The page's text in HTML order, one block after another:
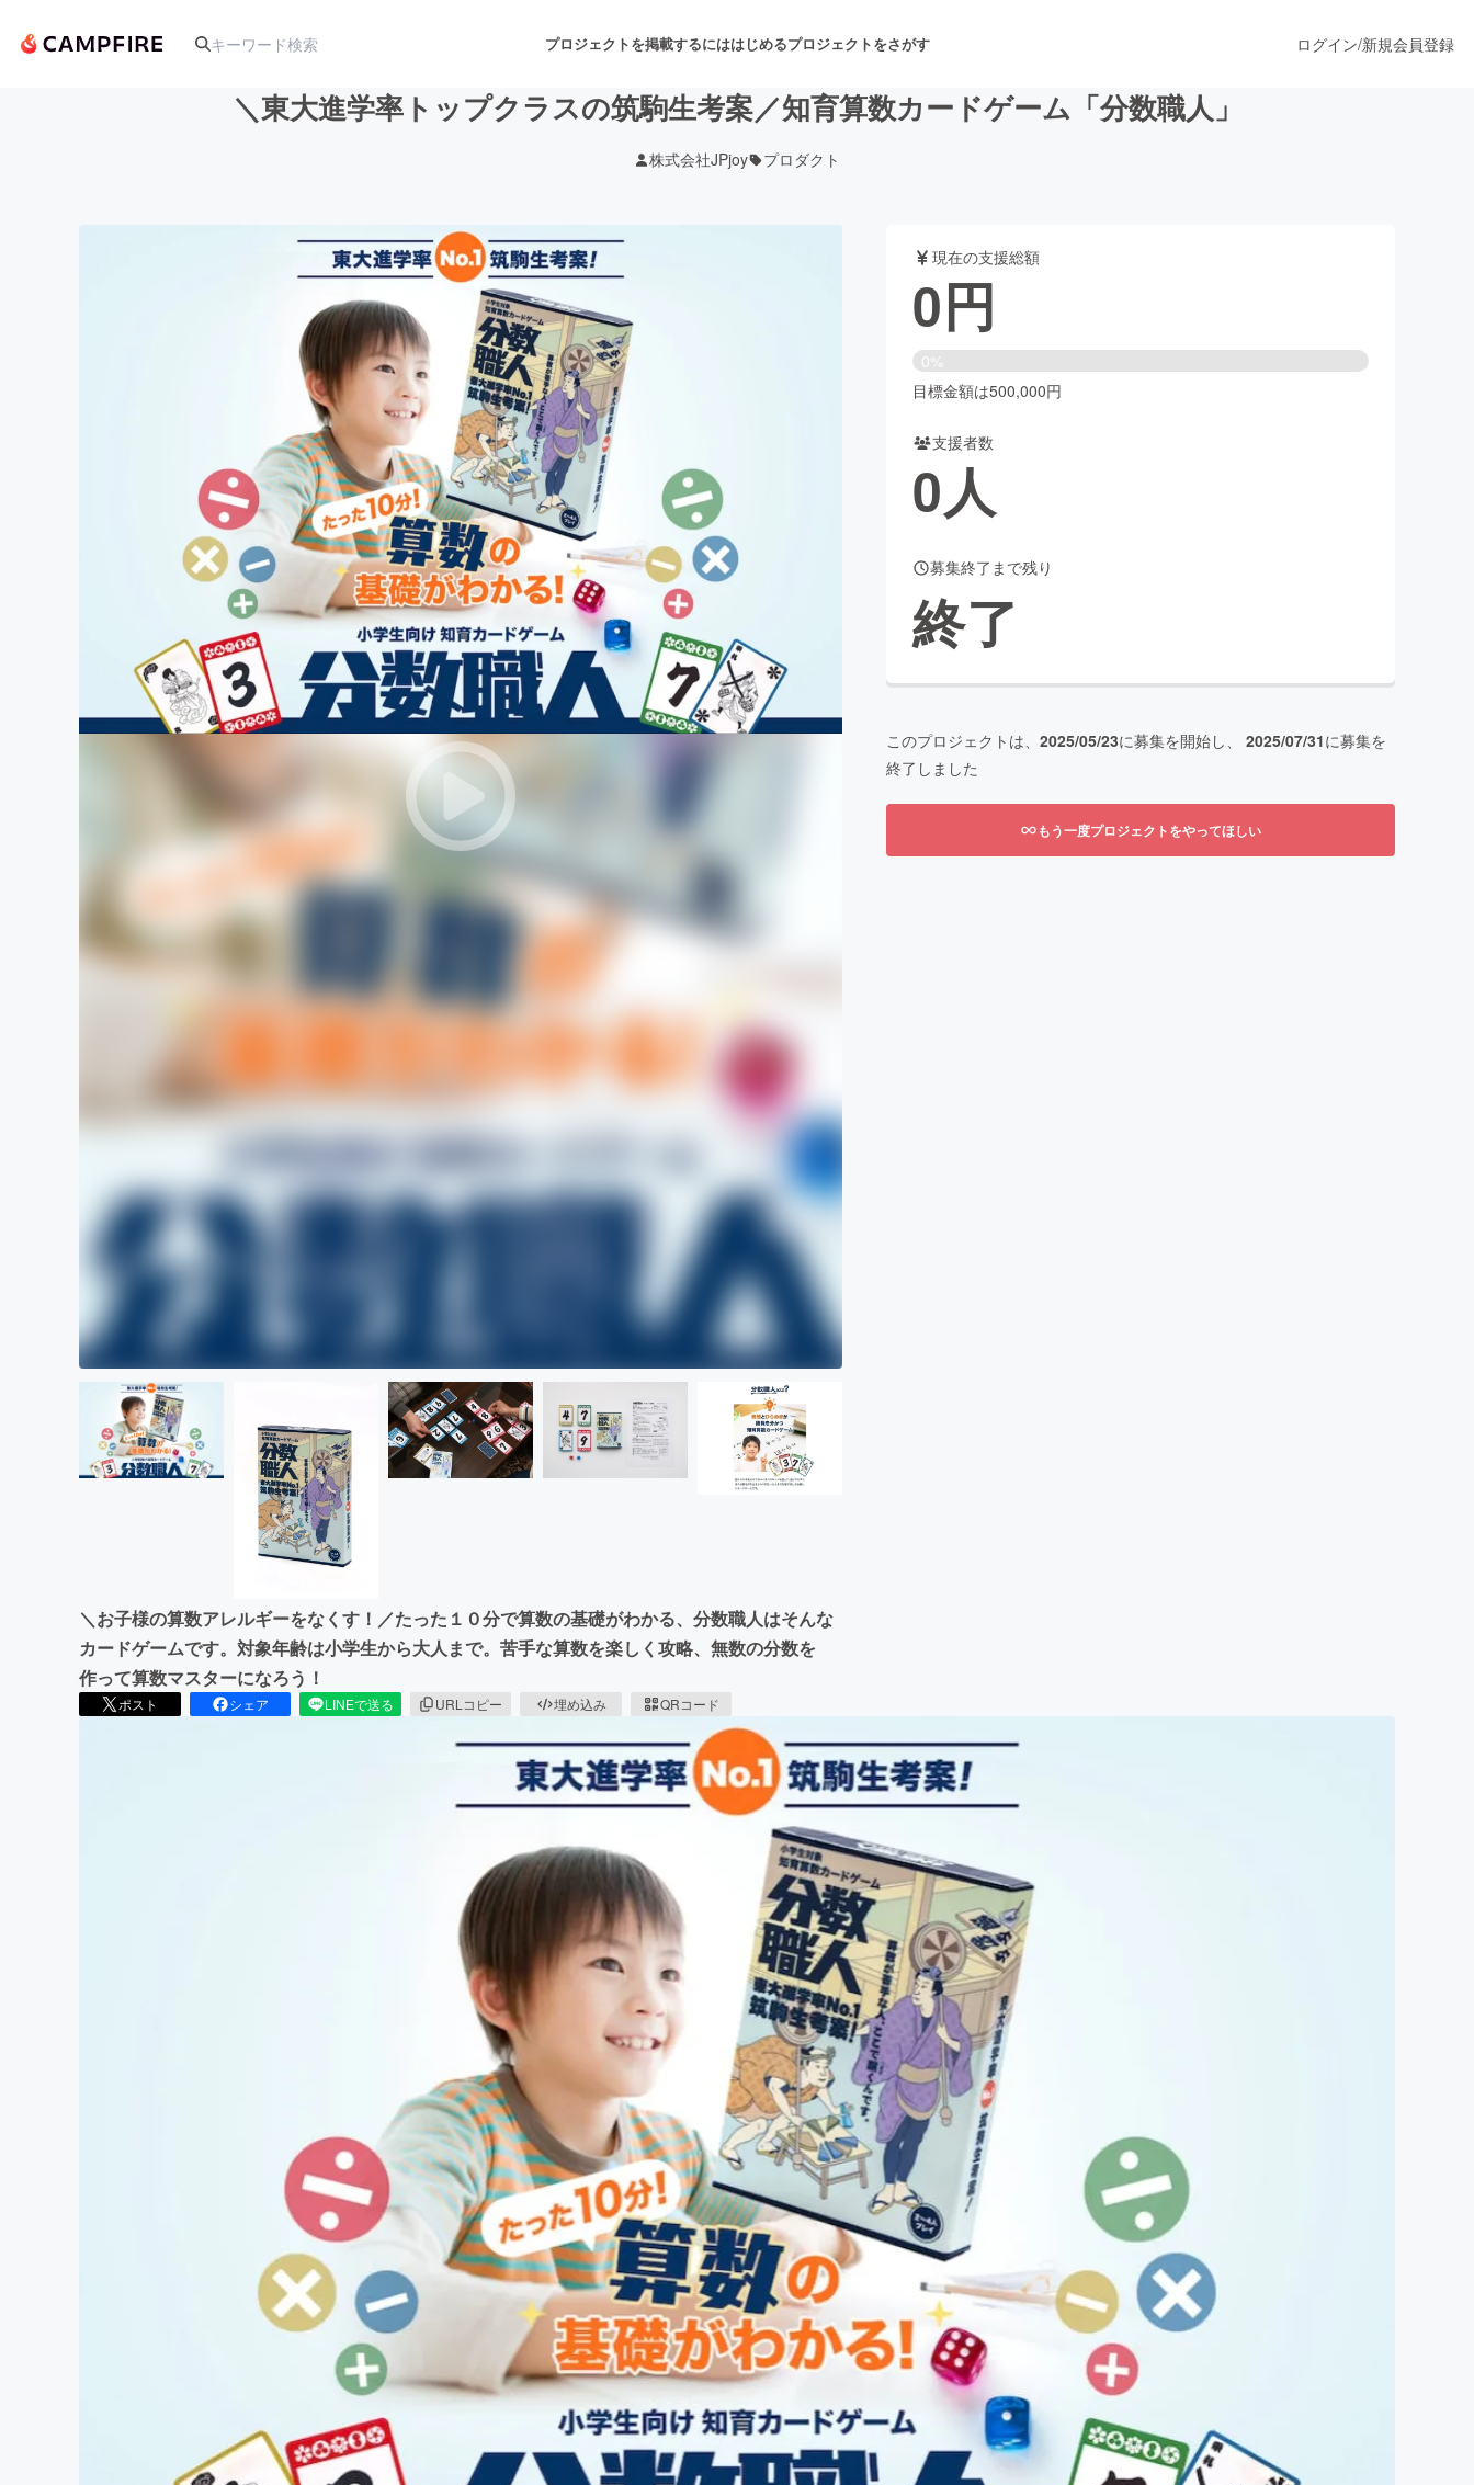
プロジェクトを掲載するにははじめるプロジェクトをさがす
音楽 舞台・パフォーマンス
テクノロジー・ガジェット ゲーム・サービス開発
書籍・雑誌出版
ビジネス・起業 チャレンジ ビューティー・ヘルスケア
まちづくり・地域活性化
CAMPFIRE for Social Good
CAMPFIREふるさと納税
ログイン/新規会員登録
＼東大進学率トップクラスの筑駒生考案／知育算数カードゲーム「分数職人」
株式会社JPjoy プロダクト
＼お子様の算数アレルギーをなくす！／たった１０分で算数の基礎がわかる、分数職人はそんな
カードゲームです。対象年齢は小学生から大人まで。苦手な算数を楽しく攻略、無数の分数を
作って算数マスターになろう！
ポスト シェア LINEで送る URLコピー 埋め込み QRコード
現在の支援総額
0円
0%
目標金額は500,000円
支援者数
0人
募集終了まで残り
終了
このプロジェクトは、 2025/05/23に募集を開始し、 2025/07/31に募集を
終了しました
もう一度プロジェクトをやってほしい